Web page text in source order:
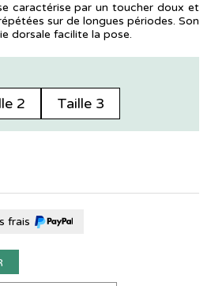
caractérise par un toucher doux et
sur de longues périodes. Son
dorsale facilite la pose.
2 Taille 3
frais